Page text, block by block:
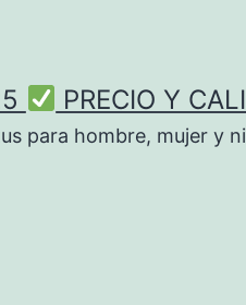
PRECIO Y
para hombre, mujer y